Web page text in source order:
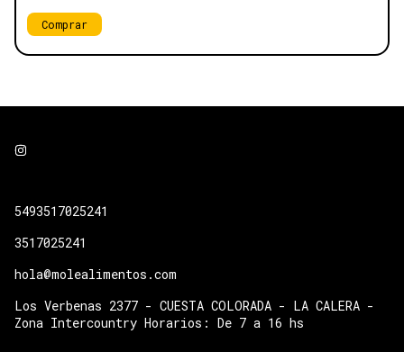
5493517025241
3517025241
hola@molealimentos.com
Los Verbenas 2377 - CUESTA COLORADA - LA CALERA -
Zona Intercountry Horarios: De 7 a 16 hs